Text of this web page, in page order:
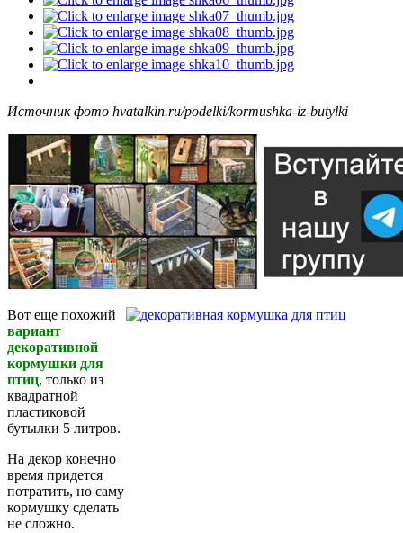
Источник фото hvatalkin.ru/podelki/kormushka-iz-butylki
Вот еще похожий
вариант
декоративной
кормушки для
птиц, только из
квадратной
пластиковой
бутылки 5 литров.
На декор конечно
время придется
потратить, но саму
кормушку сделать
не сложно.